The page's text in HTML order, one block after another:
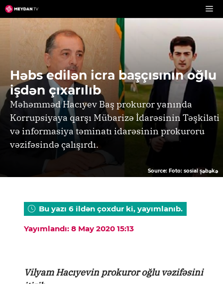
Skip
to
Həbs edilən icra başçısının oğlu
işdən çıxarılıb
Məhəmməd Hacıyev Baş prokuror yanında
Korrupsiyaya qarşı Mübarizə İdarəsinin Təşkilati
və informasiya təminatı idarəsinin prokuroru
vəzifəsində çalışırdı.
Source: Foto: sosial şəbəkə
Bu yazı 6 ildən çoxdur ki, yayımlanıb.
Yayımlandı: 8 May 2020 15:13
Vilyam Hacıyevin prokuror oğlu vəzifəsini